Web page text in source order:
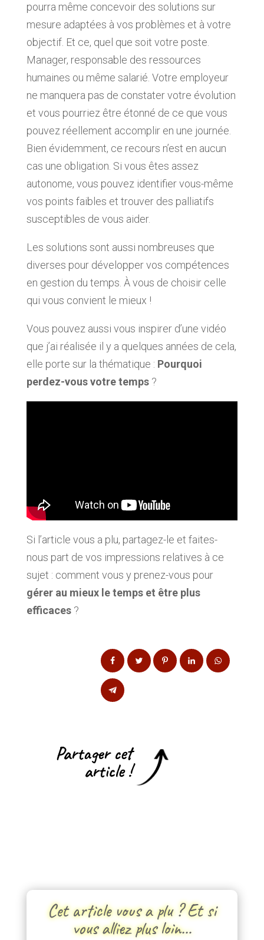
pourra même concevoir des solutions sur
mesure adaptées à vos problèmes et à votre
objectif. Et ce, quel que soit votre poste.
Manager, responsable des ressources
humaines ou même salarié. Votre employeur
ne manquera pas de constater votre évolution
et vous pourriez être étonné de ce que vous
pouvez réellement accomplir en une journée.
Bien évidemment, ce recours n’est en aucun
cas une obligation. Si vous êtes assez
autonome, vous pouvez identifier vous-même
vos points faibles et trouver des palliatifs
susceptibles de vous aider.
Les solutions sont aussi nombreuses que
diverses pour développer vos compétences
en gestion du temps. À vous de choisir celle
qui vous convient le mieux !
Vous pouvez aussi vous inspirer d’une vidéo
que j’ai réalisée il y a quelques années de cela,
elle porte sur la thématique : Pourquoi
perdez-vous votre temps?
Si l’article vous a plu, partagez-le et faites-
nous part de vos impressions relatives à ce
sujet : comment vous y prenez-vous pour
gérer au mieux le temps et être plus
efficaces?
Partager cet
article !
Cet article vous a plu ? Et si
vous alliez plus loin…